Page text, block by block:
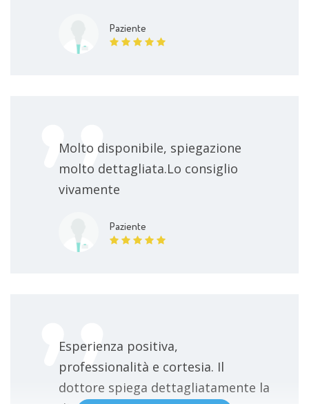
Paziente
Molto disponibile, spiegazione
molto dettagliata.Lo consiglio
vivamente
Paziente
Esperienza positiva,
professionalità e cortesia. Il
dottore spiega dettagliatamente la